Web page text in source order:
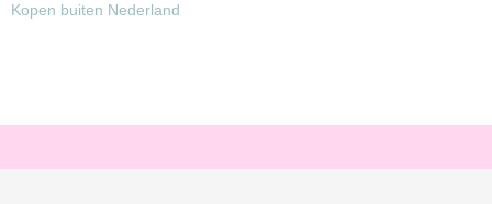
Kopen buiten Nederland